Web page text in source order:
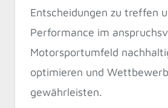
Entscheidungen zu treffen
Performance im
Motorsportumfeld
optimieren und
gewährleisten.